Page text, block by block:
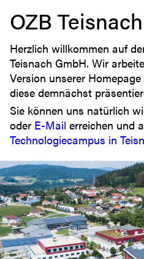
OZB
Herzlich willkommen auf
Teisnach GmbH. Wir
Version unserer
diese demnächst
Sie können uns natürlich
oder E-Mail erreichen und
Technologiecampus in